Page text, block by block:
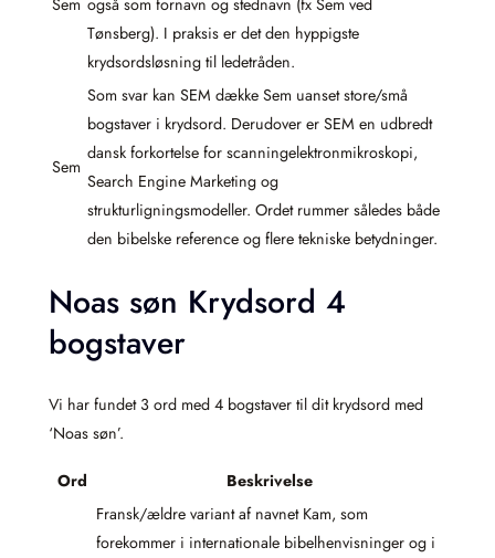
Tønsberg). I praksis er det den hyppigste
krydsordsløsning til ledetråden.
Sem
Som svar kan SEM dække Sem uanset store/små
bogstaver i krydsord. Derudover er SEM en udbredt
dansk forkortelse for scanningelektronmikroskopi,
Search Engine Marketing og
strukturligningsmodeller. Ordet rummer således både
den bibelske reference og flere tekniske betydninger.
Noas søn Krydsord 4
bogstaver
Vi har fundet 3 ord med 4 bogstaver til dit krydsord med
‘Noas søn’.
Ord
Beskrivelse
Fransk/ældre variant af navnet Kam, som
forekommer i internationale bibelhenvisninger og i